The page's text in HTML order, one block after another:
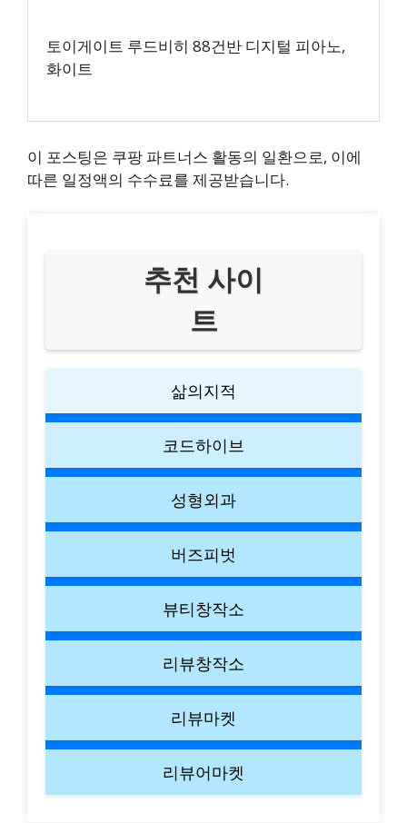
토이게이트 루드비히 88건반 디지털 피아노,
화이트
이 포스팅은 쿠팡 파트너스 활동의 일환으로, 이에
따른 일정액의 수수료를 제공받습니다.
추천 사이
트
삶의지적
코드하이브
성형외과
버즈피벗
뷰티창작소
리뷰창작소
리뷰마켓
리뷰어마켓